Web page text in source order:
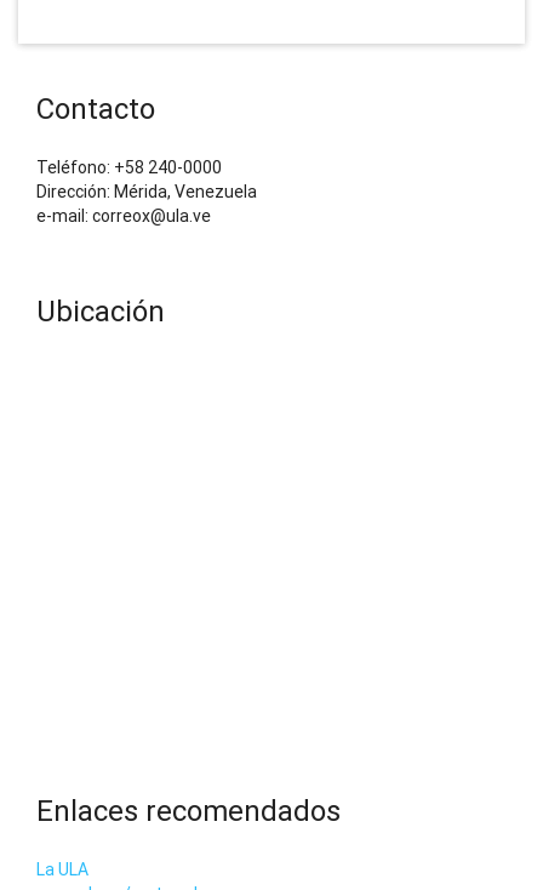
Contacto
Teléfono: +58 240-0000
Dirección: Mérida, Venezuela
e-mail: correox@ula.ve
Ubicación
Enlaces recomendados
La ULA